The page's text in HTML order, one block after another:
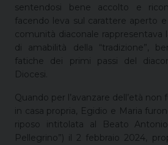
sentendosi bene accolto e
facendo leva sul carattere aperto
comunità diaconale rappresentava
di amabilità della “tradizione”,
fatiche dei primi passi del
Diocesi.
Quando per l’avanzare dell’età non
in casa propria, Egidio e Maria
riposo intitolata al Beato
Pellegrino”) il 2 febbraio 2024,